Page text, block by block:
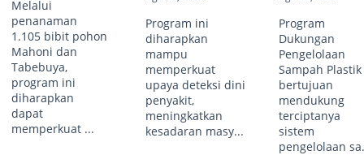
Melalui
penanaman
1.105 bibit pohon
Mahoni dan
Tabebuya,
program ini
diharapkan
dapat
memperkuat ...
Program ini
diharapkan
mampu
memperkuat
upaya deteksi dini
penyakit,
meningkatkan
kesadaran masy...
Program
Dukungan
Pengelolaan
Sampah Plastik
bertujuan
mendukung
terciptanya
sistem
pengelolaan